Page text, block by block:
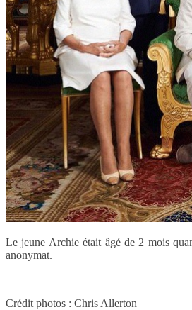
Le jeune Archie était âgé de 2 mois
anonymat.
Crédit photos : Chris Allerton